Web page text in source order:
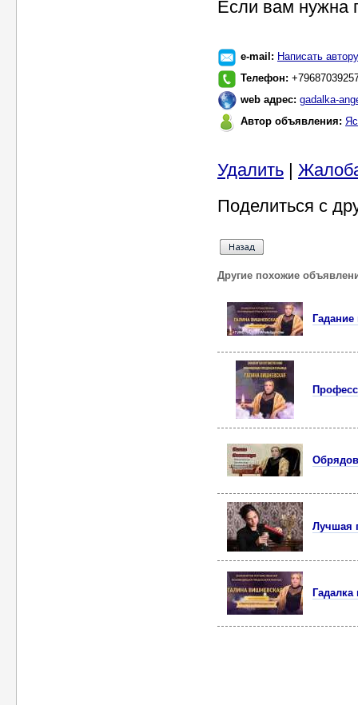
Если вам нужна
e-mail: Написать автору
Телефон:
web адрес: gadalka-
Автор объявления:
Удалить |
Поделиться с
Другие похожие
Лучшая